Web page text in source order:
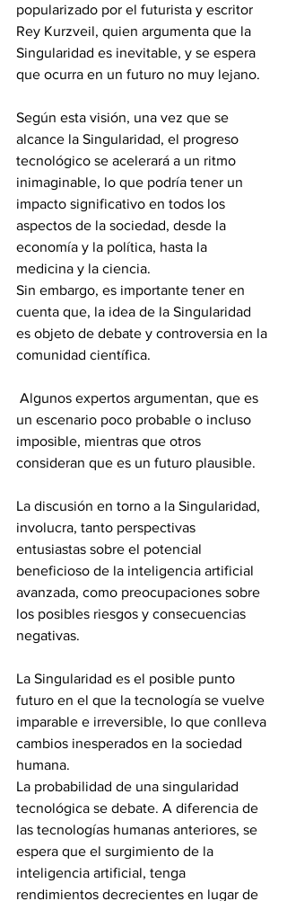
popularizado por el futurista y escritor
Rey Kurzveil, quien argumenta que la
Singularidad es inevitable, y se espera
que ocurra en un futuro no muy lejano.
Según esta visión, una vez que se
alcance la Singularidad, el progreso
tecnológico se acelerará a un ritmo
inimaginable, lo que podría tener un
impacto significativo en todos los
aspectos de la sociedad, desde la
economía y la política, hasta la
medicina y la ciencia.
Sin embargo, es importante tener en
cuenta que, la idea de la Singularidad
es objeto de debate y controversia en la
comunidad científica.
un escenario poco probable o incluso
imposible, mientras que otros
consideran que es un futuro plausible.
La discusión en torno a la Singularidad,
involucra, tanto perspectivas
entusiastas sobre el potencial
beneficioso de la inteligencia artificial
avanzada, como preocupaciones sobre
los posibles riesgos y consecuencias
negativas.
La Singularidad es el posible punto
futuro en el que la tecnología se vuelve
imparable e irreversible, lo que conlleva
cambios inesperados en la sociedad
humana.
La probabilidad de una singularidad
tecnológica se debate. A diferencia de
las tecnologías humanas anteriores, se
espera que el surgimiento de la
inteligencia artificial, tenga
rendimientos decrecientes en lugar de